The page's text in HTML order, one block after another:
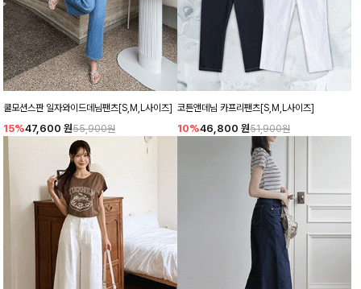
쿨모션스판 일자와이드데님팬츠[S,M,L사이즈]
15%47,600 원55,900원
코튼앤데님 카프리팬츠[S,M,L사이즈]
10%46,800 원51,900원